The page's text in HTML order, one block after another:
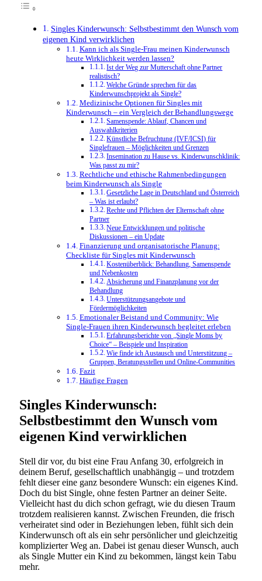
Singles Kinderwunsch: Selbstbestimmt den Wunsch vom
eigenen Kind verwirklichen
Kann ich als Single-Frau meinen Kinderwunsch
heute Wirklichkeit werden lassen?
Ist der Weg zur Mutterschaft ohne Partner
realistisch?
Welche Gründe sprechen für das
Kinderwunschprojekt als Single?
Medizinische Optionen für Singles mit
Kinderwunsch – ein Vergleich der Behandlungswege
Samenspende: Ablauf, Chancen und
Auswahlkriterien
Künstliche Befruchtung (IVF/ICSI) für
Singlefrauen – Möglichkeiten und Grenzen
Insemination zu Hause vs. Kinderwunschklinik:
Was passt zu mir?
Rechtliche und ethische Rahmenbedingungen
beim Kinderwunsch als Single
Gesetzliche Lage in Deutschland und Österreich
– Was ist erlaubt?
Rechte und Pflichten der Elternschaft ohne
Partner
Neue Entwicklungen und politische
Diskussionen – ein Update
Finanzierung und organisatorische Planung:
Checkliste für Singles mit Kinderwunsch
Kostenüberblick: Behandlung, Samenspende
und Nebenkosten
Absicherung und Finanzplanung vor der
Behandlung
Unterstützungsangebote und
Fördermöglichkeiten
Emotionaler Beistand und Community: Wie
Single-Frauen ihren Kinderwunsch begleitet erleben
Erfahrungsberichte von „Single Moms by
Choice“ – Beispiele und Inspiration
Wie finde ich Austausch und Unterstützung –
Gruppen, Beratungsstellen und Online-Communities
Fazit
Häufige Fragen
Singles Kinderwunsch:
Selbstbestimmt den Wunsch vom
eigenen Kind verwirklichen
Stell dir vor, du bist eine Frau Anfang 30, erfolgreich in
deinem Beruf, gesellschaftlich unabhängig – und trotzdem
fehlt dieser eine ganz besondere Wunsch: ein eigenes Kind.
Doch du bist Single, ohne festen Partner an deiner Seite.
Vielleicht hast du dich schon gefragt, wie du diesen Traum
trotzdem realisieren kannst. Zwischen Freunden, die frisch
verheiratet sind oder in Beziehungen leben, fühlt sich dein
Kinderwunsch oft als ein sehr persönlicher und gleichzeitig
komplizierter Weg an. Dabei ist genau dieser Wunsch, auch
als Single Mutter ein Kind zu bekommen, längst kein Tabu
mehr.